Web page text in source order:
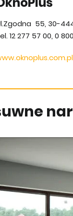
55, 30-
12 277 57 00, 0